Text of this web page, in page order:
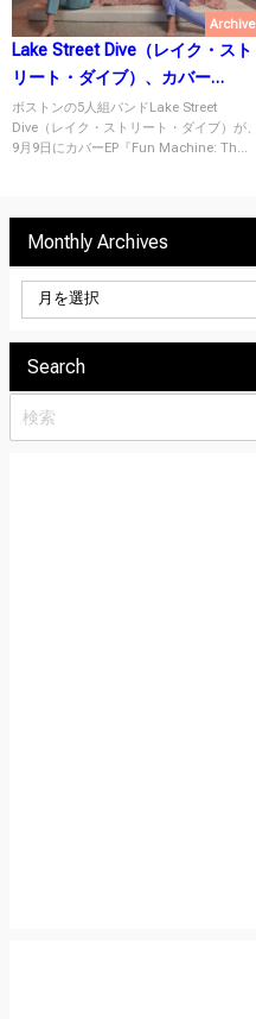
Archive
Lake Street Dive（レイク・スト
リート・ダイブ）、カバー
EP『Fun Machine: The Sequel』
をリリース！
ボストンの5人組バンドLake Street
Dive（レイク・ストリート・ダイブ）が、
9月9日にカバーEP『Fun Machine: Th...
Monthly Archives
Search